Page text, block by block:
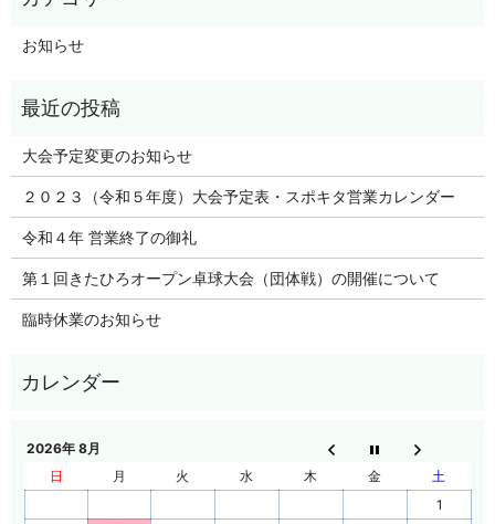
お知らせ
大会予定変更のお知らせ
２０２３（令和５年度）大会予定表・スポキタ営業カレンダー
令和４年 営業終了の御礼
第１回きたひろオープン卓球大会（団体戦）の開催について
臨時休業のお知らせ
2026年 8月
日
月 火 水 木 金
土
1